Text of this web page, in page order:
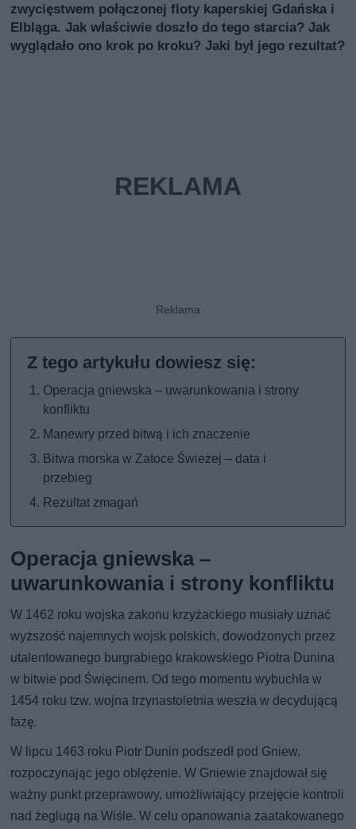
zwycięstwem połączonej floty kaperskiej Gdańska i
Elbląga. Jak właściwie doszło do tego starcia? Jak
wyglądało ono krok po kroku? Jaki był jego rezultat?
Operacja gniewska – uwarunkowania i strony
konfliktu
Manewry przed bitwą i ich znaczenie
Bitwa morska w Zatoce Świeżej – data i
przebieg
Rezultat zmagań
Operacja gniewska –
uwarunkowania i strony konfliktu
W 1462 roku wojska zakonu krzyżackiego musiały uznać
wyższość najemnych wojsk polskich, dowodzonych przez
utalentowanego burgrabiego krakowskiego Piotra Dunina
w bitwie pod Święcinem. Od tego momentu wybuchła w
1454 roku tzw. wojna trzynastoletnia weszła w decydującą
fazę.
W lipcu 1463 roku Piotr Dunin podszedł pod Gniew,
rozpoczynając jego oblężenie. W Gniewie znajdował się
ważny punkt przeprawowy, umożliwiający przejęcie kontroli
nad żeglugą na Wiśle. W celu opanowania zaatakowanego